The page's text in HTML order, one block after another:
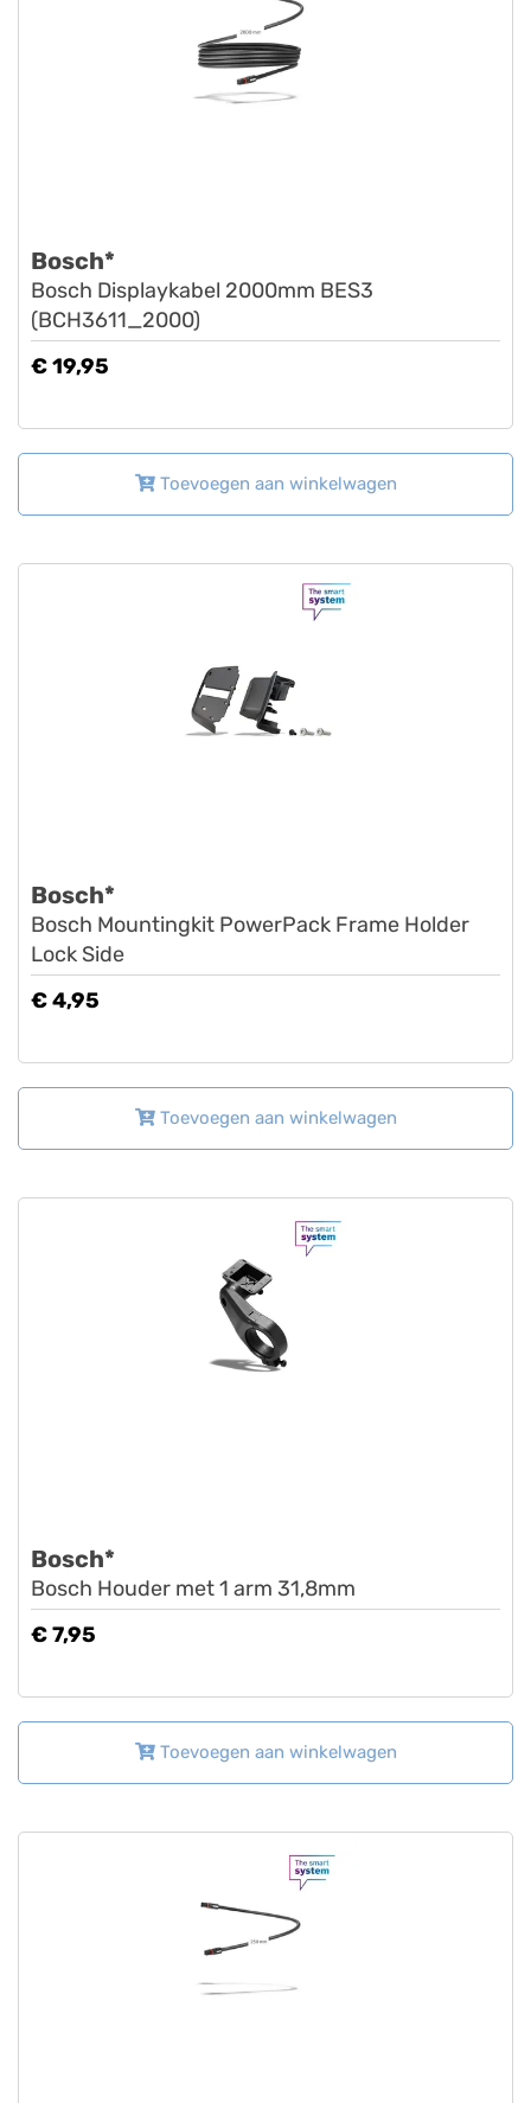
Bosch*
Bosch Displaykabel 2000mm BES3
(BCH3611_2000)
€ 19,95
Toevoegen aan winkelwagen
Bosch*
Bosch Mountingkit PowerPack Frame Holder
Lock Side
€ 4,95
Toevoegen aan winkelwagen
Bosch*
Bosch Houder met 1 arm 31,8mm
€ 7,95
Toevoegen aan winkelwagen